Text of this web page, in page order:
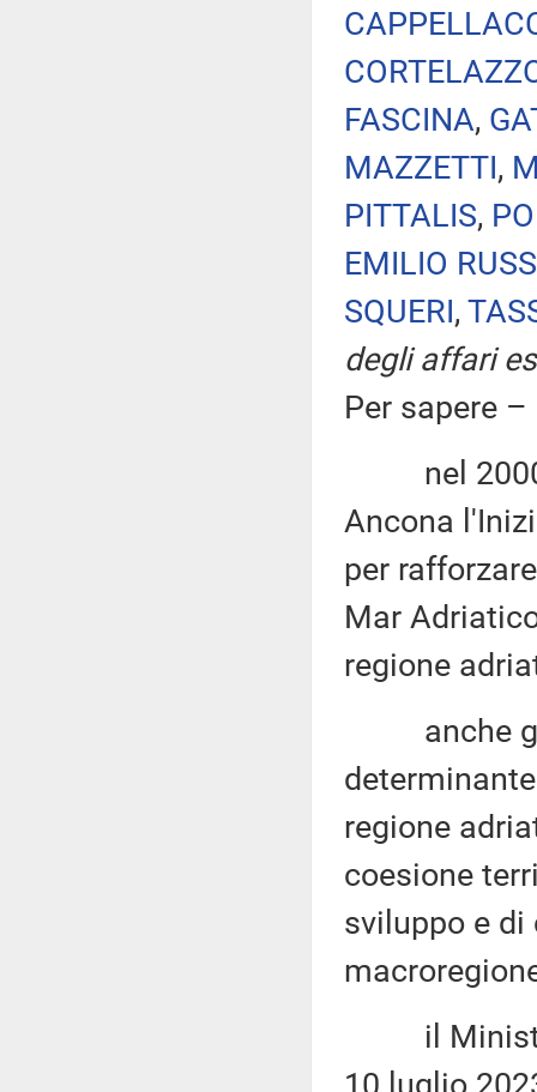
FASCINA,
MAZZETTI,
PITTALIS,
EMILIO
SQUERI,
degli affari
Per sapere
nel 2000
Ancona
per
Mar
regione
anche
regione
coesione
sviluppo e
il Ministro